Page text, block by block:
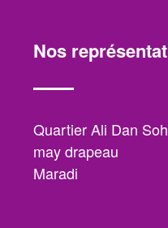
Nos
Quartier Ali Dan
may drapeau
Maradi